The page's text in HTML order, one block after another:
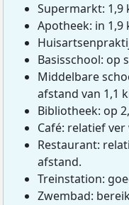
Supermarkt:
Apotheek: in
Basisschool: op
Middelbare
afstand van 1,1
Bibliotheek: op
Café: relatief
Restaurant:
afstand.
Treinstation:
Zwembad: